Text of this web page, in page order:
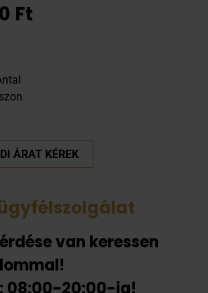
Ft
ÁRAT KÉREK
van keressen
08:00-20:00-ig!